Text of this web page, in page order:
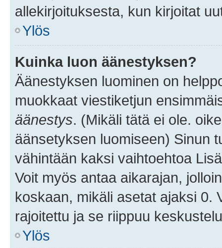
allekirjoituksesta, kun kirjoitat
Ylös
Kuinka luon äänestyksen?
Äänestyksen luominen on
muokkaat viestiketjun
äänestys. (Mikäli tätä ei ole.
äänsetyksen luomiseen) Sinun
vähintään kaksi vaihtoehtoa
Voit myös antaa aikarajan,
koskaan, mikäli asetat ajaksi 0.
rajoitettu ja se riippuu
Ylös